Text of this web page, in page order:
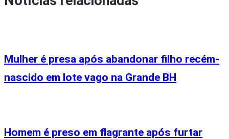
Mulher é presa após abandonar filho recém-
nascido em lote vago na Grande BH
Homem é preso em flagrante após furtar